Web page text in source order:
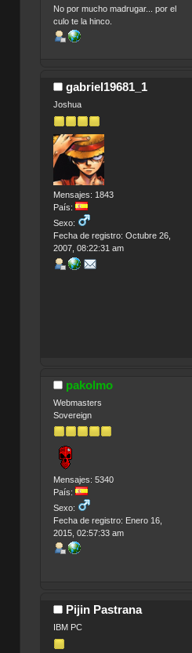
No por mucho madrugar... por el
culo te la hinco.
gabriel19681_1
Joshua
Mensajes: 1843
País:
Sexo:
Fecha de registro: Octubre 26,
2007, 08:22:31 am
pakolmo
Webmasters
Sovereign
Mensajes: 5340
País:
Sexo:
Fecha de registro: Enero 16,
2015, 02:57:33 am
Pijin Pastrana
IBM PC